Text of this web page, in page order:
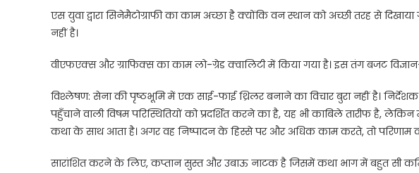
एस युवा द्वारा सिनेमैटोग्राफी का काम अच्छा है क्योंकि वन स्थान को अच्छी तरह से दिखाया
नहीं है।
वीएफएक्स और ग्राफिक्स का काम लो-ग्रेड क्वालिटी में किया गया है। इस तंग बजट
विश्लेषण: सेना की पृष्ठभूमि में एक साई-फाई थ्रिलर बनाने का विचार बुरा नहीं है।
पहुँचाने वाली विषम परिस्थितियों को प्रदर्शित करने का है, यह भी काबिले तारीफ है,
कथा के साथ आता है। अगर वह निष्पादन के हिस्से पर और अधिक काम करते, तो परिणाम
सारांशित करने के लिए, कप्तान सुस्त और उबाऊ नाटक है जिसमें कथा भाग में बहुत सी